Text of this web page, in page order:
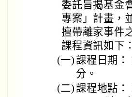
委託旨揭基金
專案」計畫，
擅帶離家事件
課程資訊如下：
(一)課程日期：
分。
(二)課程地點：